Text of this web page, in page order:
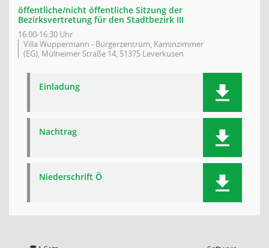
öffentliche/nicht öffentliche Sitzung der
Bezirksvertretung für den Stadtbezirk III
16:00-16:30 Uhr
Villa Wuppermann - Bürgerzentrum, Kaminzimmer
(EG), Mülheimer Straße 14, 51375 Leverkusen
Einladung
Nachtrag
Niederschrift Ö